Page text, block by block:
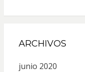
ARCHIVOS
junio 2020